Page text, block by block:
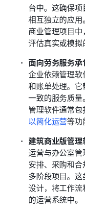
台中。这确保
相互独立的应
商业管理项目
评估真实或模拟
面向劳务服务承
企业依赖管理
和账单处理。
一致的服务质
管理软件通常
以简化运营等功
建筑商业版管理
运营与办公室
安排、采购和
多阶段项目。
设计，将工作
的运营系统中。